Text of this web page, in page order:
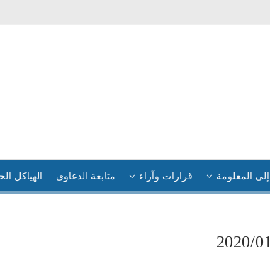
المعلومة قرارات وآراء متابعة الدعاوى الهياكل